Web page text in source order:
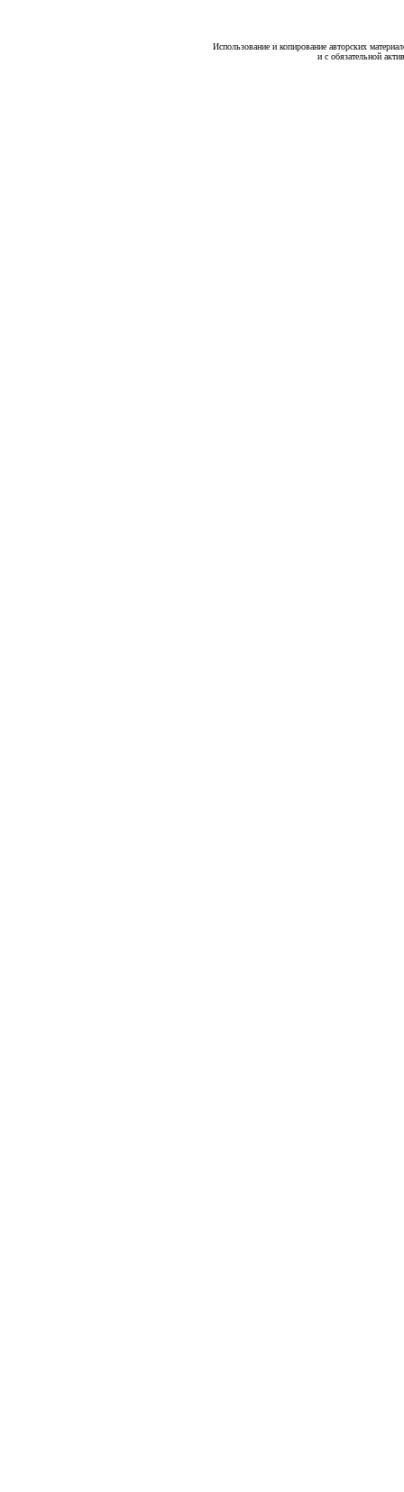
Использование и копирование авторских
и с обязательной